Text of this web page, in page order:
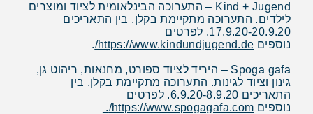
Kind + Jugend – התערוכה הבינלאומית לציוד ומוצרים
לילדים. התערוכה מתקיימת בקלן, בין התאריכים
17.9.20-20.9.20. לפרטים
נוספים https://www.kindundjugend.de/
.
Spoga gafa – היריד לציוד ספורט, מחנאות, ריהוט גן,
גינון וציוד לגינות. התערוכה מתקיימת בקלן, בין
התאריכים 6.9.20-8.9.20. לפרטים
נוספים https://www.spogagafa.com/
.